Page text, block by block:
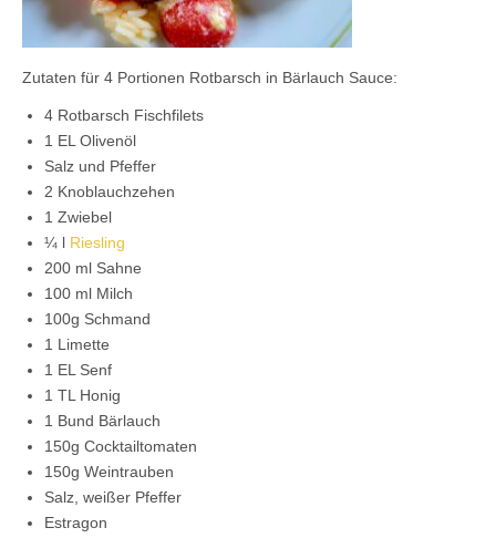
Zutaten für 4 Portionen Rotbarsch in Bärlauch Sauce:
4 Rotbarsch Fischfilets
1 EL Olivenöl
Salz und Pfeffer
2 Knoblauchzehen
1 Zwiebel
¼ l Riesling
200 ml Sahne
100 ml Milch
100g Schmand
1 Limette
1 EL Senf
1 TL Honig
1 Bund Bärlauch
150g Cocktailtomaten
150g Weintrauben
Salz, weißer Pfeffer
Estragon